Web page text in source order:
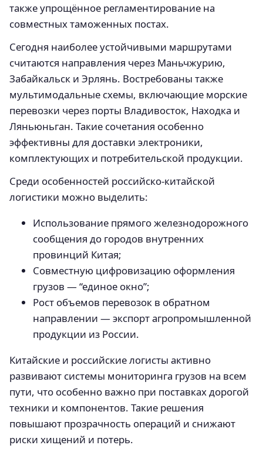
также упрощённое регламентирование на
совместных таможенных постах.
Сегодня наиболее устойчивыми маршрутами
считаются направления через Маньчжурию,
Забайкальск и Эрлянь. Востребованы также
мультимодальные схемы, включающие морские
перевозки через порты Владивосток, Находка и
Ляньюньган. Такие сочетания особенно
эффективны для доставки электроники,
комплектующих и потребительской продукции.
Среди особенностей российско-китайской
логистики можно выделить:
Использование прямого железнодорожного
сообщения до городов внутренних
провинций Китая;
Совместную цифровизацию оформления
грузов — “единое окно”;
Рост объемов перевозок в обратном
направлении — экспорт агропромышленной
продукции из России.
Китайские и российские логисты активно
развивают системы мониторинга грузов на всем
пути, что особенно важно при поставках дорогой
техники и компонентов. Такие решения
повышают прозрачность операций и снижают
риски хищений и потерь.